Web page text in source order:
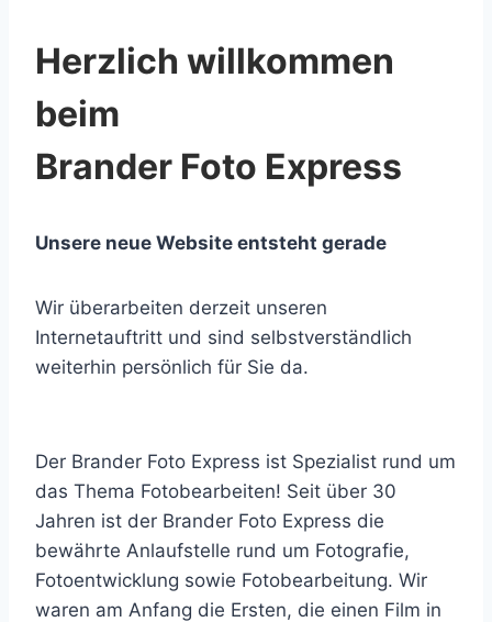
Herzlich willkommen
beim
Brander Foto Express
Unsere neue Website entsteht gerade
Wir überarbeiten derzeit unseren
Internetauftritt und sind selbstverständlich
weiterhin persönlich für Sie da.
Der Brander Foto Express ist Spezialist rund um
das Thema Fotobearbeiten! Seit über 30
Jahren ist der Brander Foto Express die
bewährte Anlaufstelle rund um Fotografie,
Fotoentwicklung sowie Fotobearbeitung. Wir
waren am Anfang die Ersten, die einen Film in